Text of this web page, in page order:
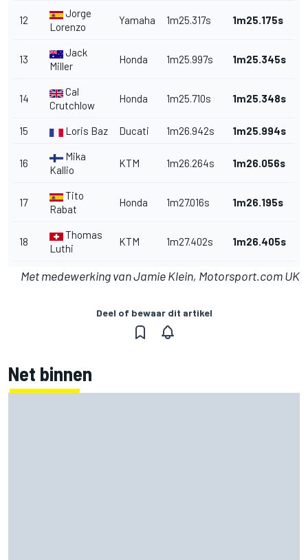
12
Jorge
Lorenzo
Yamaha 1m25.317s 1m25.175s
13
Jack
Miller
Honda 1m25.997s 1m25.345s
14
Cal
Crutchlow
Honda 1m25.710s 1m25.348s
15 Loris Baz Ducati 1m26.942s 1m25.994s
16
Mika
Kallio
KTM 1m26.264s 1m26.056s
17
Tito
Rabat
Honda 1m27.016s 1m26.195s
18
Thomas
Luthi
KTM 1m27.402s 1m26.405s
Met medewerking van Jamie Klein, Motorsport.com UK
Deel of bewaar dit artikel
Net binnen